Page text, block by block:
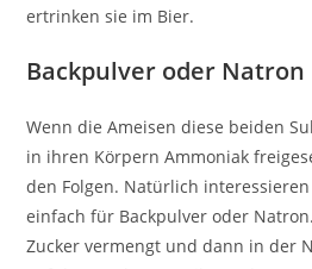
ertrinken sie im Bier.
Backpulver oder Natron
Wenn die Ameisen diese beiden
in ihren Körpern Ammoniak
den Folgen. Natürlich
einfach für Backpulver oder
Zucker vermengt und dann in der